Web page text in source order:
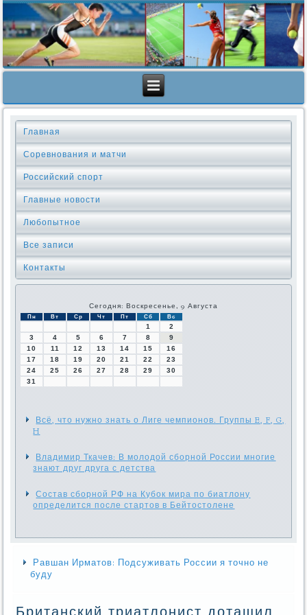
Главная
Соревнования и матчи
Российский спорт
Главные новости
Любопытное
Все записи
Контакты
Сегодня: Воскресенье, 9 Августа
Пн Вт Ср Чт Пт Сб Вс
1
2
3
4 5 6 7 8
9
10
11 12 13 14 15
16
17
18 19 20 21 22
23
24
25 26 27 28 29
30
31
Всё, что нужно знать о Лиге чемпионов. Группы E, F, G,
H
Владимир Ткачев: В молодой сборной России многие
знают друг друга с детства
Состав сборной РФ на Кубок мира по биатлону
определится после стартов в Бейтостолене
Равшан Ирматов: Подсуживать России я точно не
буду